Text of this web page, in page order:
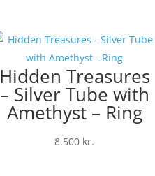
Hidden Treasures
– Silver Tube with
Amethyst – Ring
8.500 kr.